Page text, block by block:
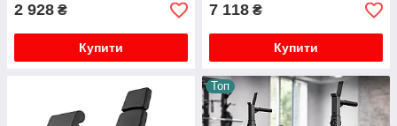
2 928 ₴
Купити
7 118 ₴
Купити
Топ